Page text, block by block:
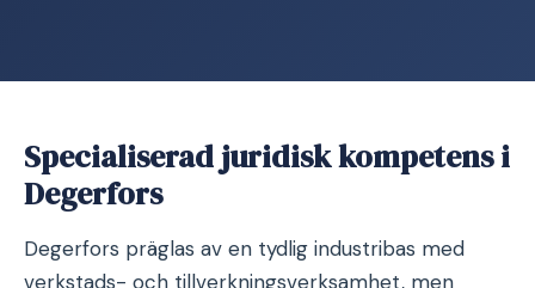
Specialiserad juridisk kompetens i
Degerfors
Degerfors präglas av en tydlig industribas med
verkstads- och tillverkningsverksamhet, men